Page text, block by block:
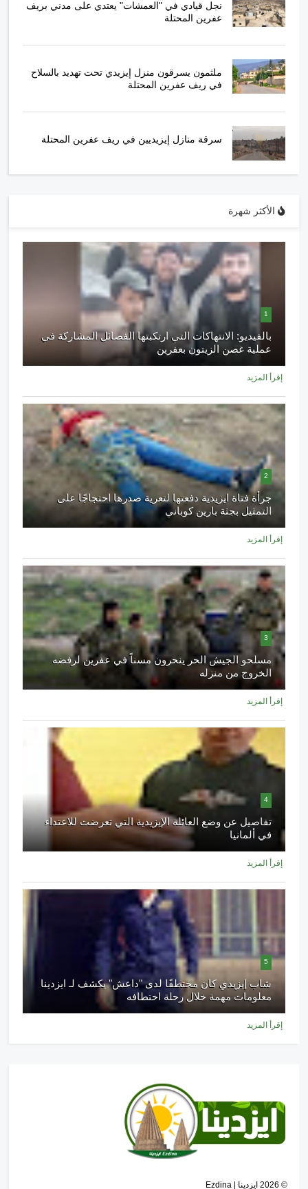
نجل قيادي في "العمشات" يعتدي على مدني بريف
عفرين المحتلة
ملثمون يسرقون منزل إيزيدي تحت تهديد بالسلاح
في ريف عفرين المحتلة
سرقة منازل إيزيديين في ريف عفرين المحتلة
الأكثر شهرة
1
بالفيديو: الانتهاكات التي ارتكبتها الفصائل المشاركة في
عملية غصن الزيتون بعفرين
إقرأ المزيد
2
جرأة فتاة ايزيدية دفعتها لتعرية صدرها احتجاجًا على
التمثيل بجثة بارين كوباني
إقرأ المزيد
3
مسلحو الجيش الحر ينحرون مسناً في عفرين لرفضه
الخروج من منزله
إقرأ المزيد
4
تفاصيل عن وضع العائلة الإيزيدية التي تعرضت للاعتداء
في ألمانيا
إقرأ المزيد
5
شاب إيزيدي كان مختطفًا لدى "داعش" يكشف لـ ايزدينا
معلومات مهمة خلال رحلة اختطافه
إقرأ المزيد
©
2026 ايزدينا | Ezdina